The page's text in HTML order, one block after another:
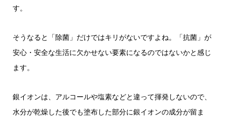
す。
そうなると「除菌」だけではキリがないですよね。「抗菌」が
安心・安全な生活に欠かせない要素になるのではないかと感じ
ます。
銀イオンは、アルコールや塩素などと違って揮発しないので、
水分が乾燥した後でも塗布した部分に銀イオンの成分が留ま